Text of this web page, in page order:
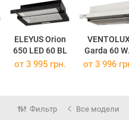
ELEYUS Orion
650 LED 60 BL
Garda 60
900 LED
от 3 995 грн. от 3 996
Фильтр Все модели